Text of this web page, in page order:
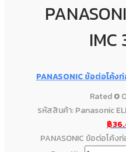
IMC
PANASONIC ข้อต่อโค้ง
Rated0
รหัสสินค้า: Panasonic
฿
PANASONIC ข้อต่อโค้ง